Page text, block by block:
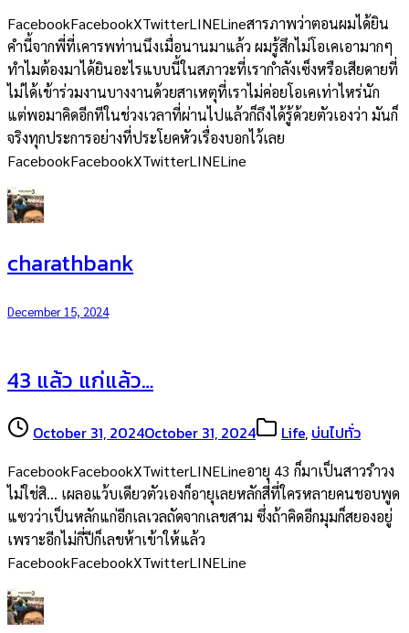
FacebookFacebookXTwitterLINELineสารภาพว่าตอนผมได้ยิน
คำนี้จากพี่ที่เคารพท่านนึงเมื่อนานมาแล้ว ผมรู้สึกไม่โอเคเอามากๆ
ทำไมต้องมาได้ยินอะไรแบบนี้ในสภาวะที่เรากำลังเซ็งหรือเสียดายที่
ไม่ได้เข้าร่วมงานบางงานด้วยสาเหตุที่เราไม่ค่อยโอเคเท่าไหร่นัก
แต่พอมาคิดอีกทีในช่วงเวลาที่ผ่านไปแล้วก็ถึงได้รู้ด้วยตัวเองว่า มันก็
จริงทุกประการอย่างที่ประโยคหัวเรื่องบอกไว้เลย
FacebookFacebookXTwitterLINELine
charathbank
December 15, 2024
43 แล้ว แก่แล้ว…
October 31, 2024October 31, 2024 Life, บ่นไปทั่ว
FacebookFacebookXTwitterLINELineอายุ 43 ก็มาเป็นสาวรำวง
ไม่ใช่สิ… เผลอแว้บเดียวตัวเองก็อายุเลยหลักสี่ที่ใครหลายคนชอบพูด
แซวว่าเป็นหลักแก่อีกเลเวลถัดจากเลขสาม ซึ่งถ้าคิดอีกมุมก็สยองอยู่
เพราะอีกไม่กี่ปีก็เลขห้าเข้าให้แล้ว
FacebookFacebookXTwitterLINELine